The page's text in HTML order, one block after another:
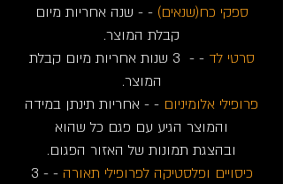
ספקי כח(שנאים) - - שנה אחריות מיום
קבלת המוצר.
סרטי לד
- - 3 שנות אחריות מיום קבלת
המוצר.
פרופילי אלומיניום - - אחריות תינתן במידה
והמוצר הגיע עם פגם כל שהוא
ובהצגת תמונות של האזור הפגום.
כיסויים ופלסטיקה לפרופילי תאורה
- - 3